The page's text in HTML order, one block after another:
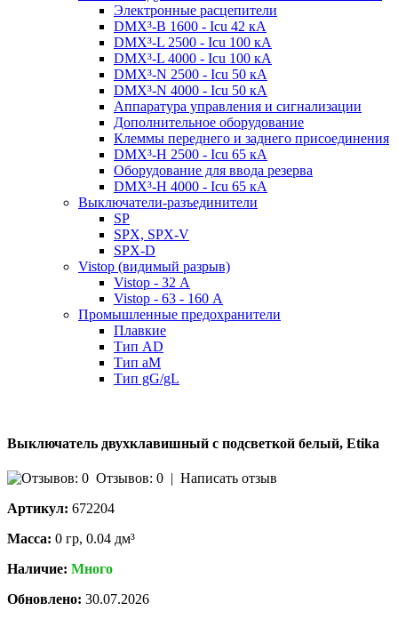
Электронные расцепители
DMX³-B 1600 - Icu 42 кА
DMX³-L 2500 - Icu 100 кА
DMX³-L 4000 - Icu 100 кА
DMX³-N 2500 - Icu 50 кА
DMX³-N 4000 - Icu 50 кА
Аппаратура управления и сигнализации
Дополнительное оборудование
Клеммы переднего и заднего присоединения
DMX³-H 2500 - Icu 65 кА
Оборудование для ввода резерва
DMX³-H 4000 - Icu 65 кА
Выключатели-разъединители
SP
SPX, SPX-V
SPX-D
Vistop (видимый разрыв)
Vistop - 32 А
Vistop - 63 - 160 А
Промышленные предохранители
Плавкие
Тип AD
Тип aM
Тип gG/gL
Выключатель двухклавишный с подсветкой белый, Etika
Отзывов: 0
Написать отзыв
Артикул: 672204
Масса: 0 гр, 0.04 дм³
Наличие: Много
Обновлено: 30.07.2026